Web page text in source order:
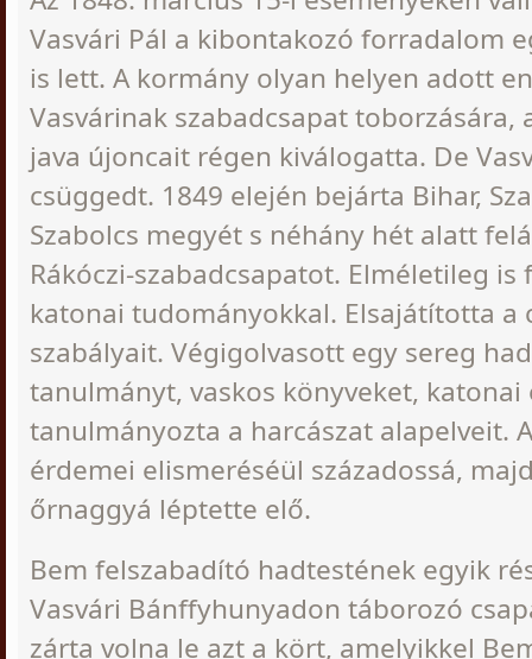
Vasvári Pál a kibontakozó forradalom
is lett. A kormány olyan helyen adott
Vasvárinak szabadcsapat toborzására,
java újoncait régen kiválogatta. De
csüggedt. 1849 elején bejárta Bihar,
Szabolcs megyét s néhány hét alatt
Rákóczi-szabadcsapatot. Elméletileg
katonai tudományokkal. Elsajátította a
szabályait. Végigolvasott egy sereg
tanulmányt, vaskos könyveket,
tanulmányozta a harcászat alapelveit.
érdemei elismeréséül századossá,
őrnaggyá léptette elő.
Bem felszabadító hadtestének egyik
Vasvári Bánffyhunyadon táborozó
zárta volna le azt a kört, amelyikkel